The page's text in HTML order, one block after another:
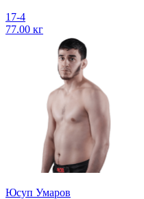
17-4
77.00 кг
Юсуп Умаров